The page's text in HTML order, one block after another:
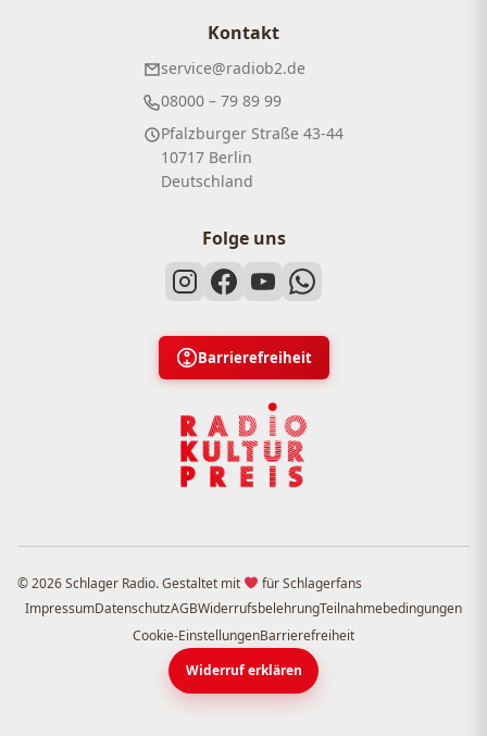
Kontakt
service@radiob2.de
08000 – 79 89 99
Pfalzburger Straße 43-44
10717 Berlin
Deutschland
Folge uns
Barrierefreiheit
© 2026 Schlager Radio. Gestaltet mit
für Schlagerfans
ImpressumDatenschutzAGBWiderrufsbelehrungTeilnahmebedingungen
Cookie-EinstellungenBarrierefreiheit
Widerruf erklären